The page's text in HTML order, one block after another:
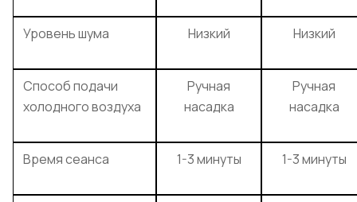
Уровень шума Низкий Низкий
Способ подачи
холодного воздуха
Ручная
насадка
Ручная
насадка
Время сеанса 1-3 минуты 1-3 минуты